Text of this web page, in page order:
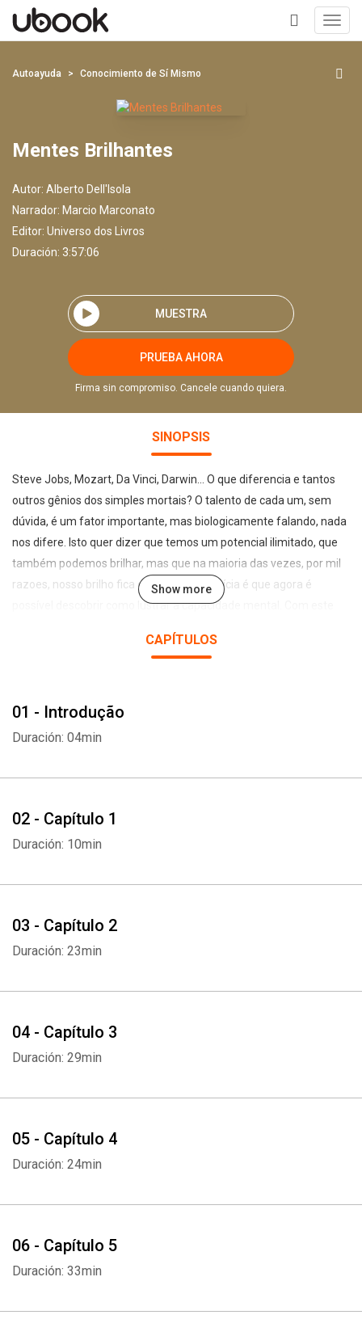
+
Autoayuda Conocimiento de Sí Mismo
Mentes Brilhantes
Autor: Alberto Dell'Isola
Narrador: Marcio Marconato
Editor: Universo dos Livros
Duración: 3:57:06
MUESTRA
PRUEBA AHORA
Firma sin compromiso. Cancele cuando quiera.
SINOPSIS
Steve Jobs, Mozart, Da Vinci, Darwin... O que diferencia e tantos
outros gênios dos simples mortais? O talento de cada um, sem
dúvida, é um fator importante, mas biologicamente falando, nada
nos difere. Isto quer dizer que temos um potencial ilimitado, que
também podemos brilhar, mas que na maioria das vezes, por mil
razoes, nosso brilho fica opaco. A boa notícia é que agora é
possível descobrir como lustrar a capacidade mental. Com este
de armazenagem de informações, ampliam a velocidade de
Show more
CAPÍTULOS
01 - Introdução
Duración: 04min
02 - Capítulo 1
Duración: 10min
03 - Capítulo 2
Duración: 23min
04 - Capítulo 3
Duración: 29min
05 - Capítulo 4
Duración: 24min
06 - Capítulo 5
Duración: 33min